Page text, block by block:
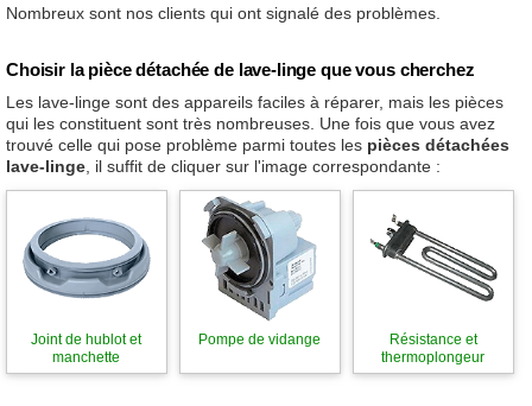
Nombreux sont nos clients qui ont signalé des problèmes.
Choisir la pièce détachée de lave-linge que vous cherchez
Les lave-linge sont des appareils faciles à réparer, mais les pièces
qui les constituent sont très nombreuses. Une fois que vous avez
trouvé celle qui pose problème parmi toutes les pièces détachées
lave-linge , il suffit de cliquer sur l'image correspondante :
Joint de hublot et
manchette
Pompe de vidange
Résistance et
thermoplongeur